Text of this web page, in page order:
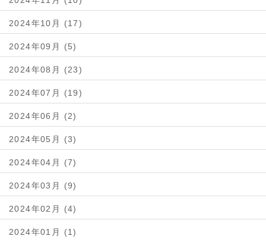
2024年10月 (17)
2024年09月 (5)
2024年08月 (23)
2024年07月 (19)
2024年06月 (2)
2024年05月 (3)
2024年04月 (7)
2024年03月 (9)
2024年02月 (4)
2024年01月 (1)